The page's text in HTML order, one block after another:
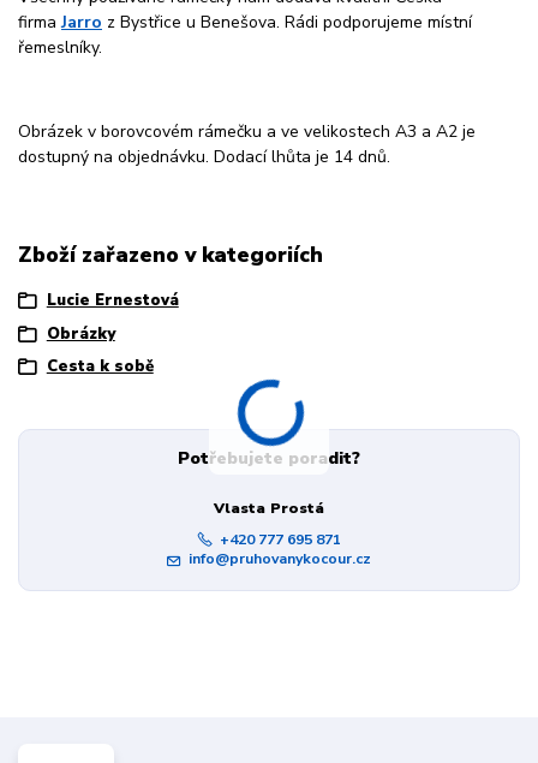
firmaJarro z Bystřice u Benešova. Rádi podporujeme místní
řemeslníky.
Obrázek v borovcovém rámečku a ve velikostech A3 a A2 je
dostupný na objednávku. Dodací lhůta je 14 dnů.
Zboží zařazeno v kategoriích
Lucie Ernestová
Obrázky
Cesta k sobě
Potřebujete poradit?
Vlasta Prostá
+420 777 695 871
info@pruhovanykocour.cz